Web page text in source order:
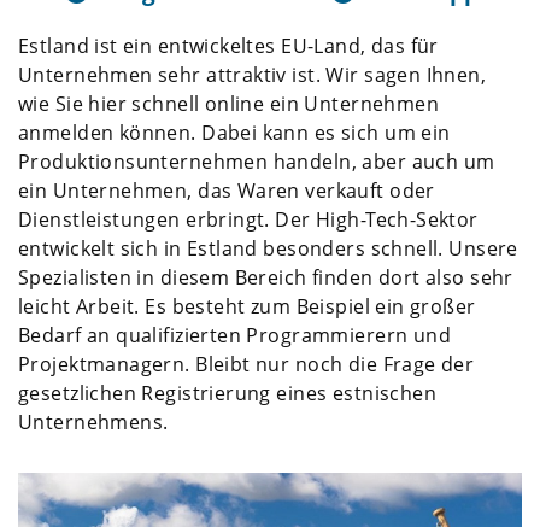
Estland ist ein entwickeltes EU-Land, das für
Unternehmen sehr attraktiv ist. Wir sagen Ihnen,
wie Sie hier schnell online ein Unternehmen
anmelden können. Dabei kann es sich um ein
Produktionsunternehmen handeln, aber auch um
ein Unternehmen, das Waren verkauft oder
Dienstleistungen erbringt. Der High-Tech-Sektor
entwickelt sich in Estland besonders schnell. Unsere
Spezialisten in diesem Bereich finden dort also sehr
leicht Arbeit. Es besteht zum Beispiel ein großer
Bedarf an qualifizierten Programmierern und
Projektmanagern. Bleibt nur noch die Frage der
gesetzlichen Registrierung eines estnischen
Unternehmens.